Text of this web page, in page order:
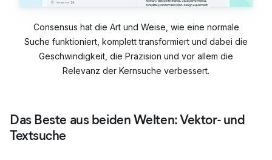
Consensus hat die Art und Weise, wie eine normale
Suche funktioniert, komplett transformiert und dabei die
Geschwindigkeit, die Präzision und vor allem die
Relevanz der Kernsuche verbessert.
Das Beste aus beiden Welten: Vektor- und
Textsuche